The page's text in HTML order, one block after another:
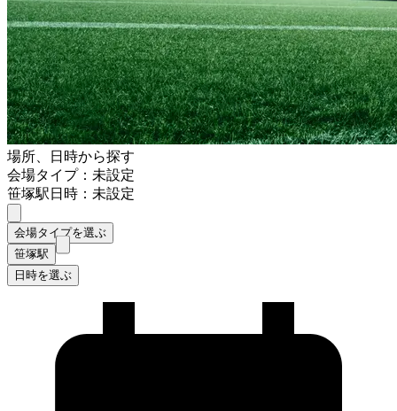
場所、日時から探す
会場タイプ：未設定
笹塚駅日時：未設定
会場タイプを選ぶ
笹塚駅
日時を選ぶ